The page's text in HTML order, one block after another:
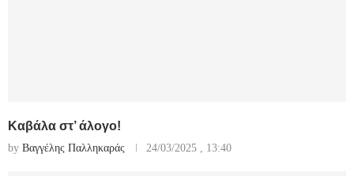
Καβάλα στ’ άλογο!
by Βαγγέλης Παλληκαράς 24/03/2025 , 13:40